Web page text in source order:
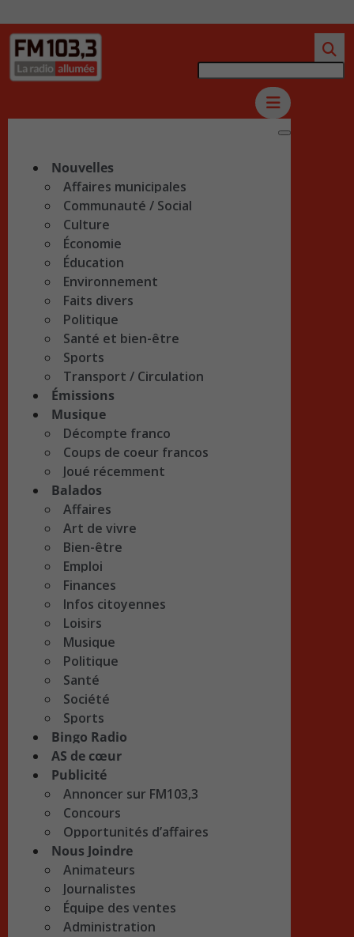
Nouvelles
Affaires municipales
Communauté / Social
Culture
Économie
Éducation
Environnement
Faits divers
Politique
Santé et bien-être
Sports
Transport / Circulation
Émissions
Musique
Décompte franco
Coups de coeur francos
Joué récemment
Balados
Affaires
Art de vivre
Bien-être
Emploi
Finances
Infos citoyennes
Loisirs
Musique
Politique
Santé
Société
Sports
Bingo Radio
AS de cœur
Publicité
Annoncer sur FM103,3
Concours
Opportunités d’affaires
Nous Joindre
Animateurs
Journalistes
Équipe des ventes
Administration